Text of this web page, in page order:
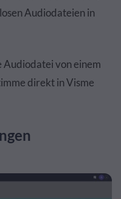
Audiodateien in
Audiodatei von einem
direkt in Visme